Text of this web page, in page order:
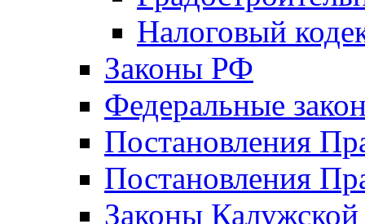
Налоговый
Законы РФ
Федеральные
Постановления
Постановления
Законы Калужской